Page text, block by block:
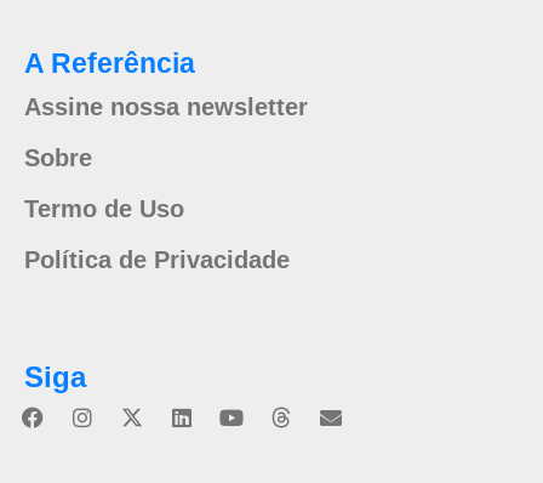
A Referência
Assine nossa newsletter
Sobre
Termo de Uso
Política de Privacidade
Siga